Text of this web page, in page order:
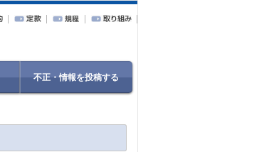
不正・情報を投稿する